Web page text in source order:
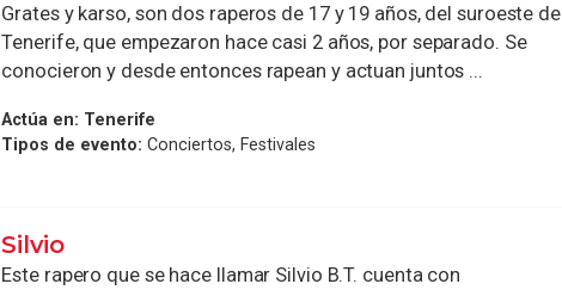
Grates y karso, son dos raperos de 17 y 19 años, del suroeste de
Tenerife, que empezaron hace casi 2 años, por separado. Se
conocieron y desde entonces rapean y actuan juntos ...
Actúa en: Tenerife
Tipos de evento: Conciertos, Festivales
Silvio
Este rapero que se hace llamar Silvio B.T. cuenta con